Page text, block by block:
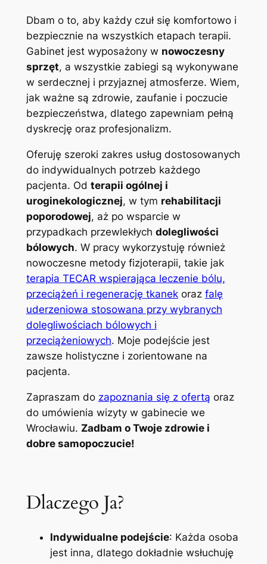
Dbam o to, aby każdy czuł się komfortowo i
bezpiecznie na wszystkich etapach terapii.
Gabinet jest wyposażony w nowoczesny
sprzęt, a wszystkie zabiegi są wykonywane
w serdecznej i przyjaznej atmosferze. Wiem,
jak ważne są zdrowie, zaufanie i poczucie
bezpieczeństwa, dlatego zapewniam pełną
dyskrecję oraz profesjonalizm.
Oferuję szeroki zakres usług dostosowanych
do indywidualnych potrzeb każdego
pacjenta. Od terapii ogólnej i
uroginekologicznej, w tym rehabilitacji
poporodowej, aż po wsparcie w
przypadkach przewlekłych dolegliwości
bólowych. W pracy wykorzystuję również
nowoczesne metody fizjoterapii, takie jak
terapia TECAR wspierająca leczenie bólu,
przeciążeń i regenerację tkanekoraz falę
uderzeniowa stosowana przy wybranych
dolegliwościach bólowych i
przeciążeniowych. Moje podejście jest
zawsze holistyczne i zorientowane na
pacjenta.
Zapraszam do zapoznania się z ofertą oraz
do umówienia wizyty w gabinecie we
Wrocławiu. Zadbam o Twoje zdrowie i
dobre samopoczucie!
Dlaczego Ja?
Indywidualne podejście: Każda osoba
jest inna, dlatego dokładnie wsłuchuję